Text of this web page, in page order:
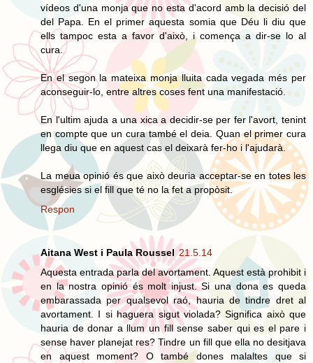
vídeos d'una monja que no esta d'acord amb la decisió del
del Papa. En el primer aquesta somia que Déu li diu que
ells tampoc esta a favor d'això, i comença a dir-se lo al
cura.
En el segon la mateixa monja lluita cada vegada més per
aconseguir-lo, entre altres coses fent una manifestació.
En l'ultim ajuda a una xica a decidir-se per fer l'avort, tenint
en compte que un cura també el deia. Quan el primer cura
llega diu que en aquest cas el deixarà fer-ho i l'ajudarà.
La meua opinió és que això deuria acceptar-se en totes les
esglésies si el fill que té no la fet a propòsit.
Respon
Aitana West i Paula Roussel 21.5.14
Aquesta entrada parla del avortament. Aquest està prohibit i
en la nostra opinió és molt injust. Si una dona es queda
embarassada per qualsevol raó, hauria de tindre dret al
avortament. I si haguera sigut violada? Significa això que
hauria de donar a llum un fill sense saber qui es el pare i
sense haver planejat res? Tindre un fill que ella no desitjava
en aquest moment? O també dones malaltes que si